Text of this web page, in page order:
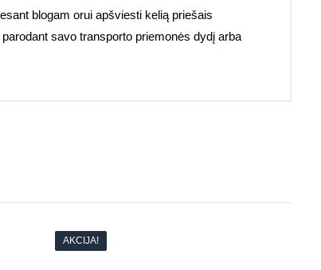
blogam orui apšviesti kelią priešais
savo transporto priemonės dydį arba
AKCIJA!